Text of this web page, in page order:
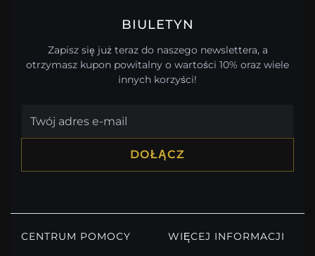
BIULETYN
Zapisz się już teraz do naszego newslettera, a
otrzymasz kupon powitalny o wartości 10% oraz wiele
innych korzyści!
DOŁĄCZ
CENTRUM POMOCY WIĘCEJ INFORMACJI